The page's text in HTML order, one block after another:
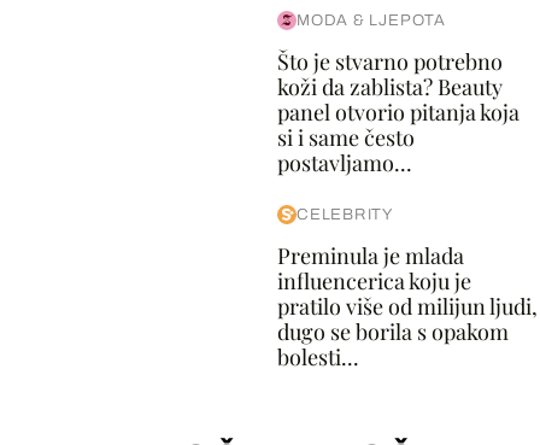
MODA & LJEPOTA
Što je stvarno potrebno
koži da zablista? Beauty
panel otvorio pitanja koja
si i same često
postavljamo...
CELEBRITY
Preminula je mlada
influencerica koju je
pratilo više od milijun ljudi,
dugo se borila s opakom
bolesti...